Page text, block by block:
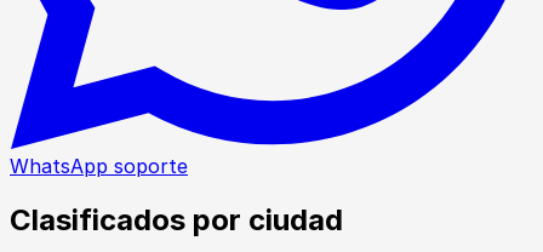
WhatsApp soporte
Clasificados por ciudad